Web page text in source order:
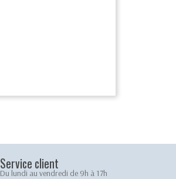
Service client
Du lundi au vendredi de 9h à 17h